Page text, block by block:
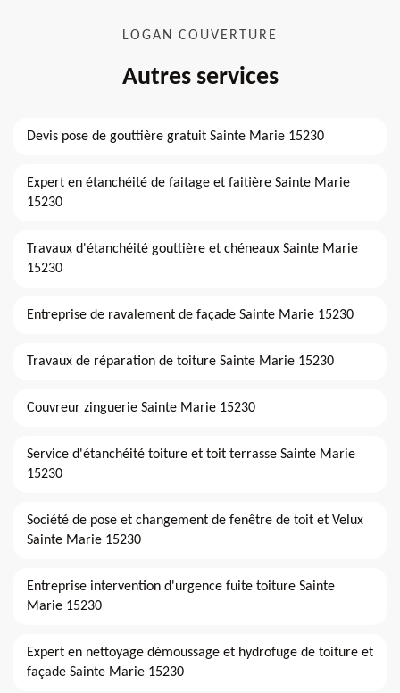
LOGAN COUVERTURE
Autres services
Devis pose de gouttière gratuit Sainte Marie 15230
Expert en étanchéité de faitage et faitière Sainte Marie
15230
Travaux d'étanchéité gouttière et chéneaux Sainte Marie
15230
Entreprise de ravalement de façade Sainte Marie 15230
Travaux de réparation de toiture Sainte Marie 15230
Couvreur zinguerie Sainte Marie 15230
Service d'étanchéité toiture et toit terrasse Sainte Marie
15230
Société de pose et changement de fenêtre de toit et Velux
Sainte Marie 15230
Entreprise intervention d'urgence fuite toiture Sainte
Marie 15230
Expert en nettoyage démoussage et hydrofuge de toiture et
façade Sainte Marie 15230